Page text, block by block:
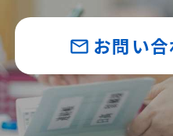
mail_outline お問い